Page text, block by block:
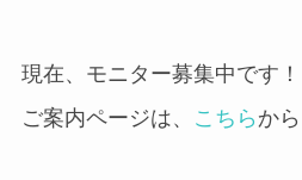
現在、モニター募集中です！
ご案内ページは、
こちら から